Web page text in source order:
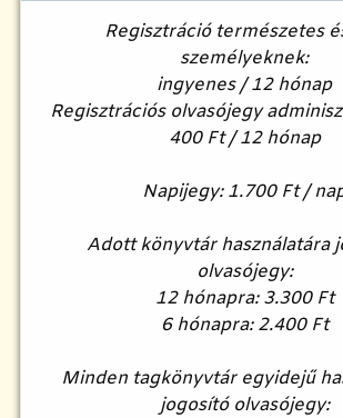
Regisztráció természetes
személyeknek:
ingyenes / 12 hónap
Regisztrációs olvasójegy
400 Ft / 12 hónap
Napijegy: 1.700 Ft /
Adott könyvtár használatára
olvasójegy:
12 hónapra: 3.300 Ft
6 hónapra: 2.400 Ft
Minden tagkönyvtár egyidejű
jogosító olvasójegy: